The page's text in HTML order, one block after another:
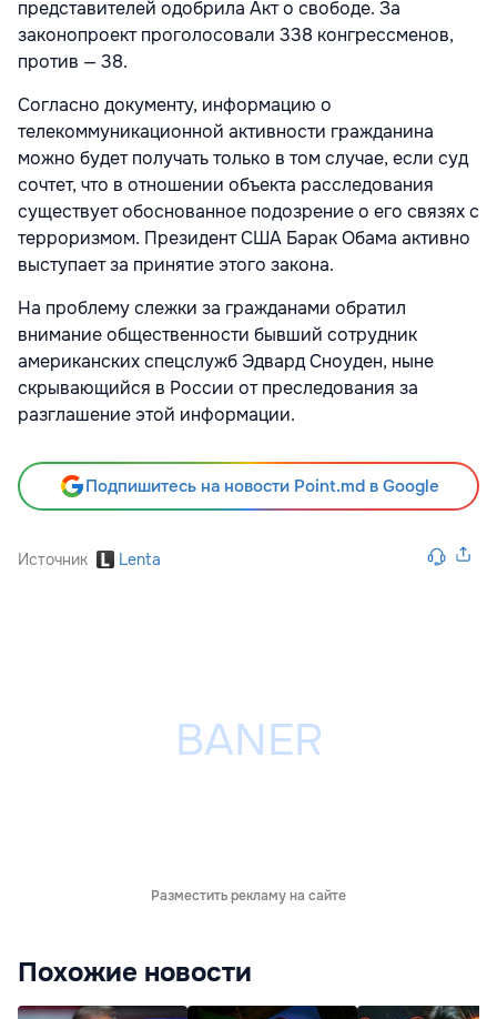
представителей одобрила Акт о свободе. За
законопроект проголосовали 338 конгрессменов,
против — 38.
Согласно документу, информацию о
телекоммуникационной активности гражданина
можно будет получать только в том случае, если суд
сочтет, что в отношении объекта расследования
существует обоснованное подозрение о его связях с
терроризмом. Президент США Барак Обама активно
выступает за принятие этого закона.
На проблему слежки за гражданами обратил
внимание общественности бывший сотрудник
американских спецслужб Эдвард Сноуден, ныне
скрывающийся в России от преследования за
разглашение этой информации.
Подпишитесь на новости Point.md в Google
Источник Lenta
Разместить рекламу на сайте
Похожие новости